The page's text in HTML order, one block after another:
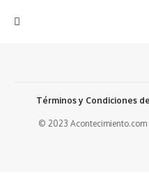
© 2023 Acontecimiento.com
Términos y Condiciones